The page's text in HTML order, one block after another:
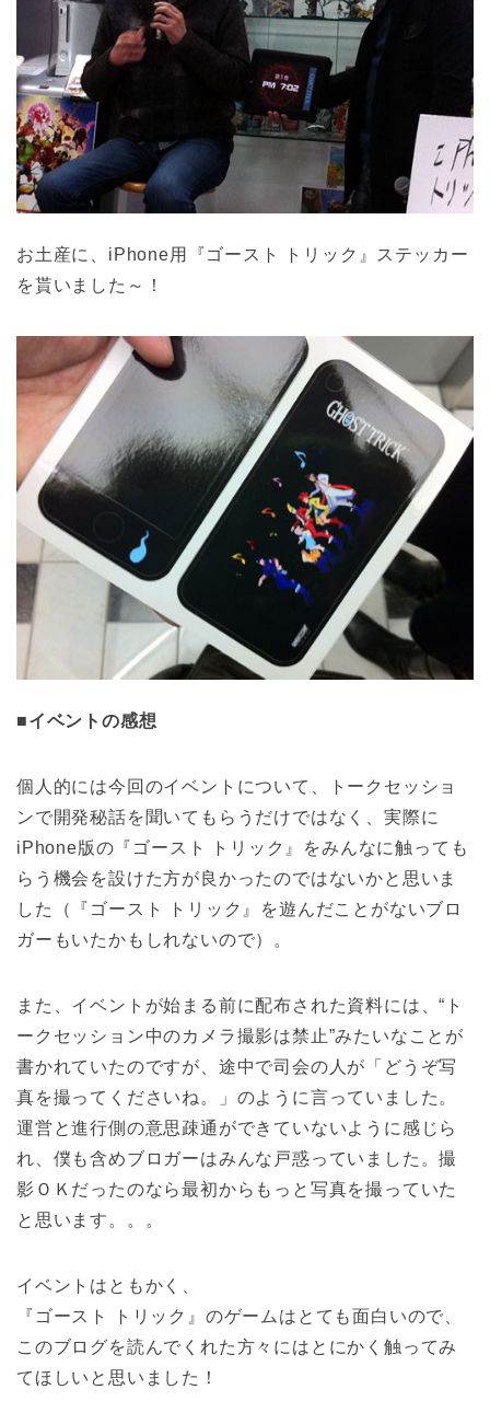
お土産に、iPhone用『ゴースト トリック』ステッカー
を貰いました～！
■イベントの感想
個人的には今回のイベントについて、トークセッショ
ンで開発秘話を聞いてもらうだけではなく、実際に
iPhone版の『ゴースト トリック』をみんなに触っても
らう機会を設けた方が良かったのではないかと思いま
した（『ゴースト トリック』を遊んだことがないブロ
ガーもいたかもしれないので）。
また、イベントが始まる前に配布された資料には、“ト
ークセッション中のカメラ撮影は禁止”みたいなことが
書かれていたのですが、途中で司会の人が「どうぞ写
真を撮ってくださいね。」のように言っていました。
運営と進行側の意思疎通ができていないように感じら
れ、僕も含めブロガーはみんな戸惑っていました。撮
影ＯＫだったのなら最初からもっと写真を撮っていた
と思います。。。
イベントはともかく、
『ゴースト トリック』のゲームはとても面白いので、
このブログを読んでくれた方々にはとにかく触ってみ
てほしいと思いました！